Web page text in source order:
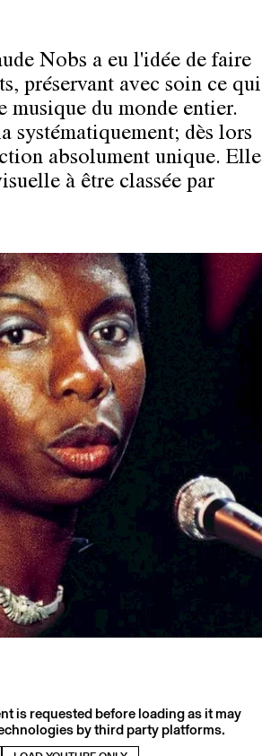
Nobs a eu l'idée de faire
préservant avec soin ce qui
musique du monde entier.
systématiquement; dès lors
absolument unique. Elle
à être classée par
is requested before loading as it may
by third party platforms.